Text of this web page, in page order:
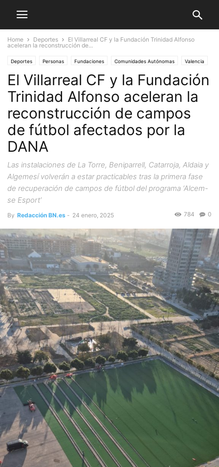
Home Deportes
El Villarreal CF y la Fundación Trinidad Alfonso
aceleran la reconstrucción de...
Deportes Personas Fundaciones Comunidades Autónomas Valencia
El Villarreal CF y la Fundación
Trinidad Alfonso aceleran la
reconstrucción de campos
de fútbol afectados por la
DANA
Las instalaciones de La Torre, Beniparrell, Catarroja, Aldaia y
Algemesí volverán a estar practicables tras la primera fase
de recuperación de campos de fútbol del programa ‘Alcem-
se Esport’
By Redacción BN.es - 24 enero, 2025 0
784